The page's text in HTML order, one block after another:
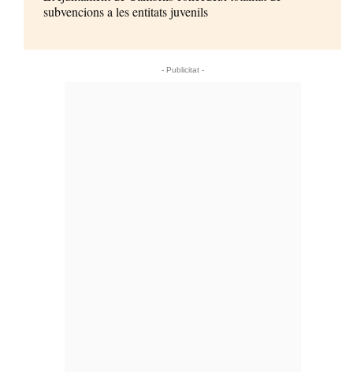
subvencions a les entitats juvenils
- Publicitat -